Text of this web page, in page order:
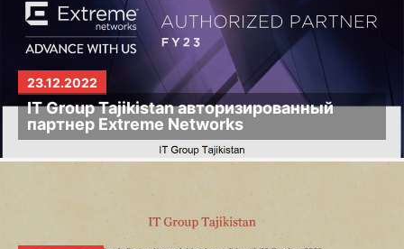
23.12.2022
IT Group Tajikistan авторизированный
партнер Extreme Networks